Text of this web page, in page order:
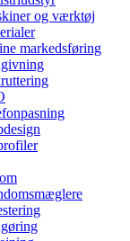
og værktøj
markedsføring